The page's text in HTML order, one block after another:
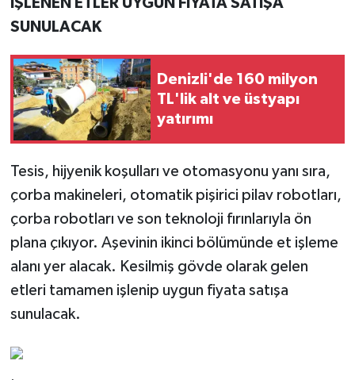
İŞLENEN ETLER UYGUN FİYATA SATIŞA
SUNULACAK
Denizli'de 160 milyon
TL'lik alt ve üstyapı
yatırımı
Tesis, hijyenik koşulları ve otomasyonu yanı sıra,
çorba makineleri, otomatik pişirici pilav robotları,
çorba robotları ve son teknoloji fırınlarıyla ön
plana çıkıyor. Aşevinin ikinci bölümünde et işleme
alanı yer alacak. Kesilmiş gövde olarak gelen
etleri tamamen işlenip uygun fiyata satışa
sunulacak.